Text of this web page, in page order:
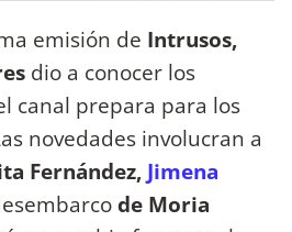
emisión de Intrusos,
dio a conocer los
canal prepara para los
novedades involucran a
Fernández, Jimena
de Moria